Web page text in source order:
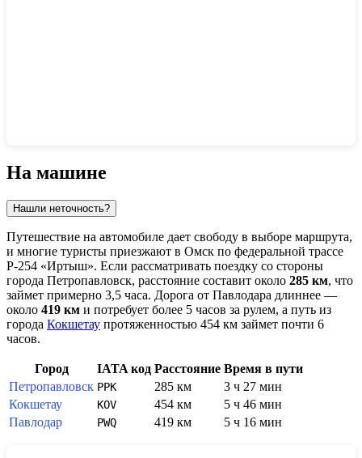
На машине
Нашли неточность?
Путешествие на автомобиле дает свободу в выборе маршрута,
и многие туристы приезжают в Омск по федеральной трассе
Р-254 «Иртыш». Если рассматривать поездку со стороны
города Петропавловск, расстояние составит около 285 км, что
займет примерно 3,5 часа. Дорога от Павлодара длиннее —
около 419 км и потребует более 5 часов за рулем, а путь из
города Кокшетау протяженностью 454 км займет почти 6
часов.
Город IATA код Расстояние Время в пути
Петропавловск PPK 285 км
3 ч 27 мин
Кокшетау
KOV 454 км
5 ч 46 мин
Павлодар
PWQ 419 км 5 ч 16 мин